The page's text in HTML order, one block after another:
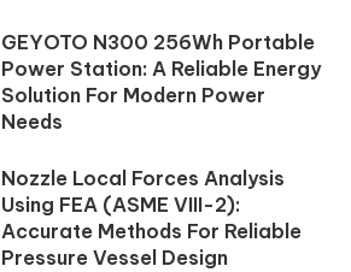
GEYOTO N300 256Wh Portable
Power Station: A Reliable Energy
Solution For Modern Power
Needs
Nozzle Local Forces Analysis
Using FEA (ASME VIII-2):
Accurate Methods For Reliable
Pressure Vessel Design